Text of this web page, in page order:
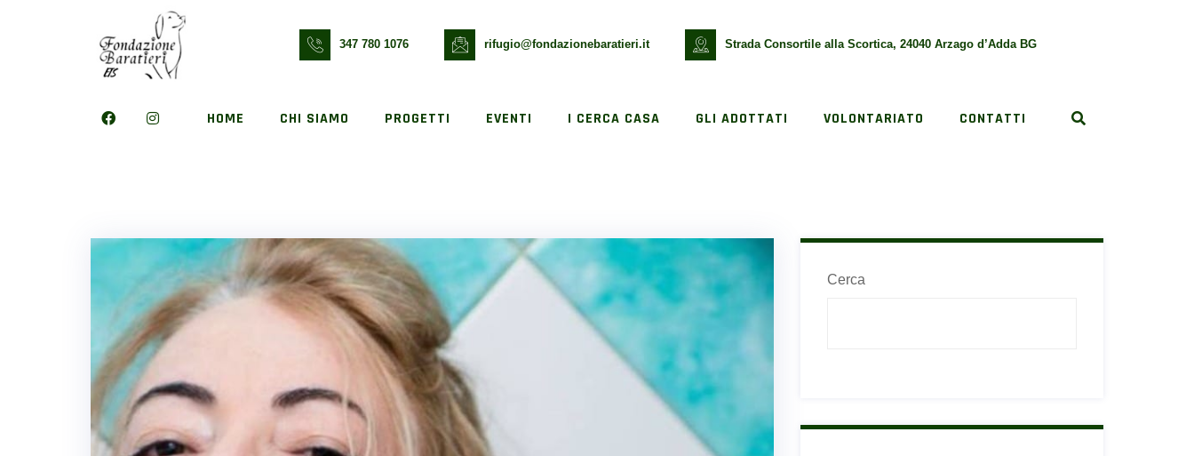
347 780 1076 rifugio@fondazionebaratieri.it Strada Consortile alla Scortica, 24040 Arzago d’Adda BG
HOME CHI SIAMO PROGETTI EVENTI I CERCA CASA GLI ADOTTATI VOLONTARIATO CONTATTI
Cerca